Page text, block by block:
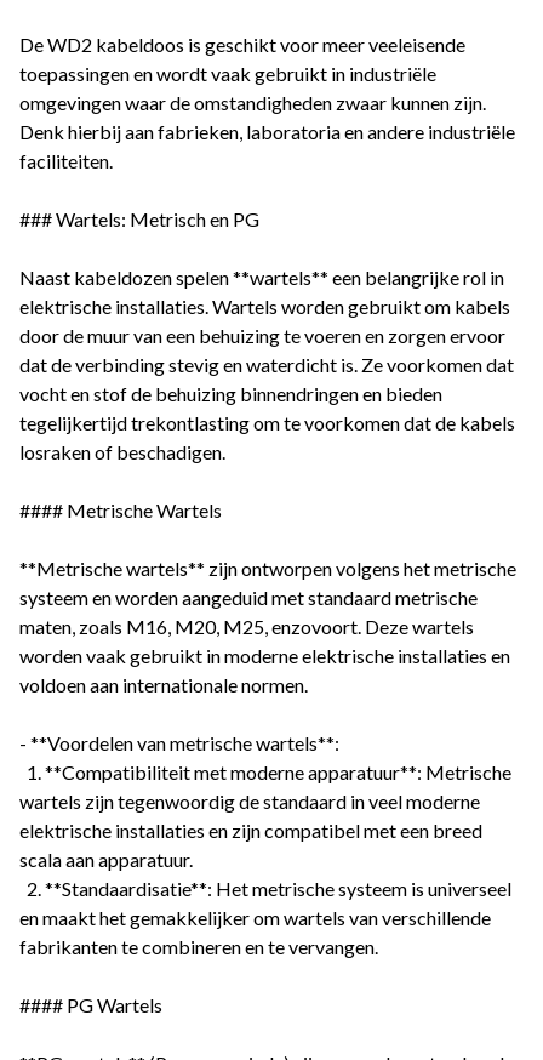
De WD2 kabeldoos is geschikt voor meer veeleisende
toepassingen en wordt vaak gebruikt in industriële
omgevingen waar de omstandigheden zwaar kunnen zijn.
Denk hierbij aan fabrieken, laboratoria en andere industriële
faciliteiten.
### Wartels: Metrisch en PG
Naast kabeldozen spelen **wartels** een belangrijke rol in
elektrische installaties. Wartels worden gebruikt om kabels
door de muur van een behuizing te voeren en zorgen ervoor
dat de verbinding stevig en waterdicht is. Ze voorkomen dat
vocht en stof de behuizing binnendringen en bieden
tegelijkertijd trekontlasting om te voorkomen dat de kabels
losraken of beschadigen.
#### Metrische Wartels
**Metrische wartels** zijn ontworpen volgens het metrische
systeem en worden aangeduid met standaard metrische
maten, zoals M16, M20, M25, enzovoort. Deze wartels
worden vaak gebruikt in moderne elektrische installaties en
voldoen aan internationale normen.
- **Voordelen van metrische wartels**:
1. **Compatibiliteit met moderne apparatuur**: Metrische
wartels zijn tegenwoordig de standaard in veel moderne
elektrische installaties en zijn compatibel met een breed
scala aan apparatuur.
2. **Standaardisatie**: Het metrische systeem is universeel
en maakt het gemakkelijker om wartels van verschillende
fabrikanten te combineren en te vervangen.
#### PG Wartels